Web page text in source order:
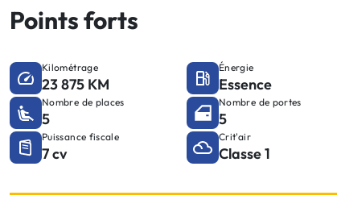
Points forts
Kilométrage
23 875 KM
Énergie
Essence
Nombre de places
5
Nombre de portes
5
Puissance fiscale
7 cv
Crit'air
Classe 1